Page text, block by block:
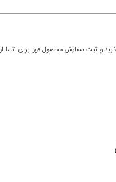
و ثبت سفارش محصول فورا برای شما